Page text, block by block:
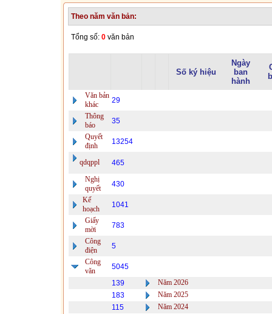
Theo năm văn bản:
Tổng số: 0 văn bản
Số ký hiệu
Ngày
ban
hành
Văn bản
khác
29
Thông
báo
35
Quyết
định
13254
qdqppl
465
Nghị
quyết
430
Kế
hoạch
1041
Giấy
mời
783
Công
điện
5
Công
văn
5045
139
Năm 2026
183
Năm 2025
115
Năm 2024